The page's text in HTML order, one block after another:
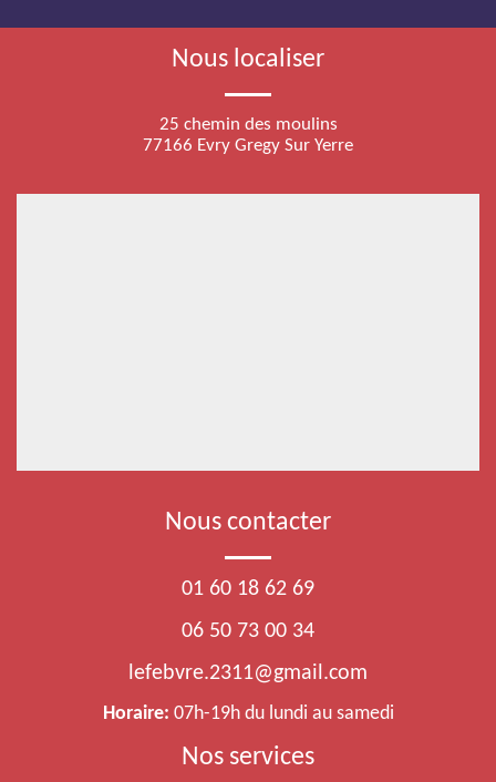
Nous localiser
25 chemin des moulins
77166 Evry Gregy Sur Yerre
Nous contacter
01 60 18 62 69
06 50 73 00 34
lefebvre.2311@gmail.com
Horaire: 07h-19h du lundi au samedi
Nos services